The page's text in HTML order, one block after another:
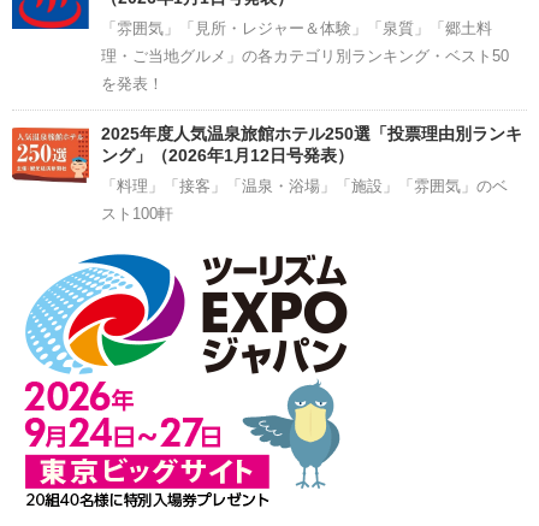
「雰囲気」「見所・レジャー＆体験」「泉質」「郷土料
理・ご当地グルメ」の各カテゴリ別ランキング・ベスト50
を発表！
2025年度人気温泉旅館ホテル250選「投票理由別ランキ
ング」（2026年1月12日号発表）
「料理」「接客」「温泉・浴場」「施設」「雰囲気」のベ
スト100軒